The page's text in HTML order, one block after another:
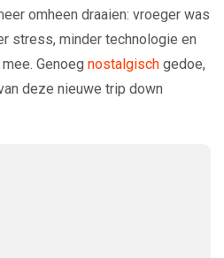
omheen draaien: vroeger was
stress, minder technologie en
Genoeg nostalgisch gedoe,
deze nieuwe trip down